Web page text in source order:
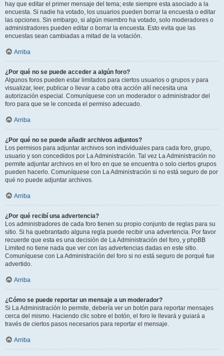
hay que editar el primer mensaje del tema; este siempre esta asociado a la
encuesta. Si nadie ha votado, los usuarios pueden borrar la encuesta o editar
las opciones. Sin embargo, si algún miembro ha votado, solo moderadores o
administradores pueden editar o borrar la encuesta. Esto evita que las
encuestas sean cambiadas a mitad de la votación.
Arriba
¿Por qué no se puede acceder a algún foro?
Algunos foros pueden estar limitados para ciertos usuarios o grupos y para
visualizar, leer, publicar o llevar a cabo otra acción allí necesita una
autorización especial. Comuníquese con un moderador o administrador del
foro para que se le conceda el permiso adecuado.
Arriba
¿Por qué no se puede añadir archivos adjuntos?
Los permisos para adjuntar archivos son individuales para cada foro, grupo,
usuario y son concedidos por La Administración. Tal vez La Administración no
permite adjuntar archivos en el foro en que se encuentra o solo ciertos grupos
pueden hacerlo. Comuníquese con La Administración si no está seguro de por
qué no puede adjuntar archivos.
Arriba
¿Por qué recibí una advertencia?
Los administradores de cada foro tienen su propio conjunto de reglas para su
sitio. Si ha quebrantado alguna regla puede recibir una advertencia. Por favor
recuerde que esta es una decisión de La Administración del foro, y phpBB
Limited no tiene nada que ver con las advertencias dadas en este sitio.
Comuníquese con La Administración del foro si no está seguro de porqué fue
advertido.
Arriba
¿Cómo se puede reportar un mensaje a un moderador?
Si La Administración lo permite, debería ver un botón para reportar mensajes
cerca del mismo. Haciendo clic sobre el botón, el foro le llevará y guiará a
través de ciertos pasos necesarios para reportar el mensaje.
Arriba